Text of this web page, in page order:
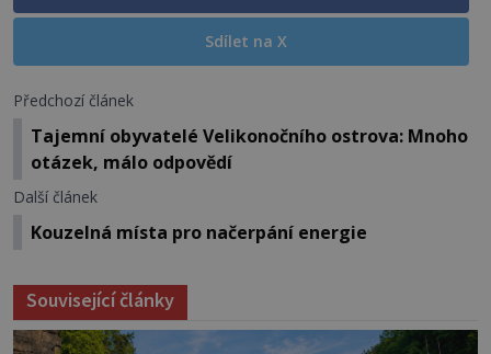
Sdílet na X
Předchozí článek
Tajemní obyvatelé Velikonočního ostrova: Mnoho
otázek, málo odpovědí
Další článek
Kouzelná místa pro načerpání energie
Související články